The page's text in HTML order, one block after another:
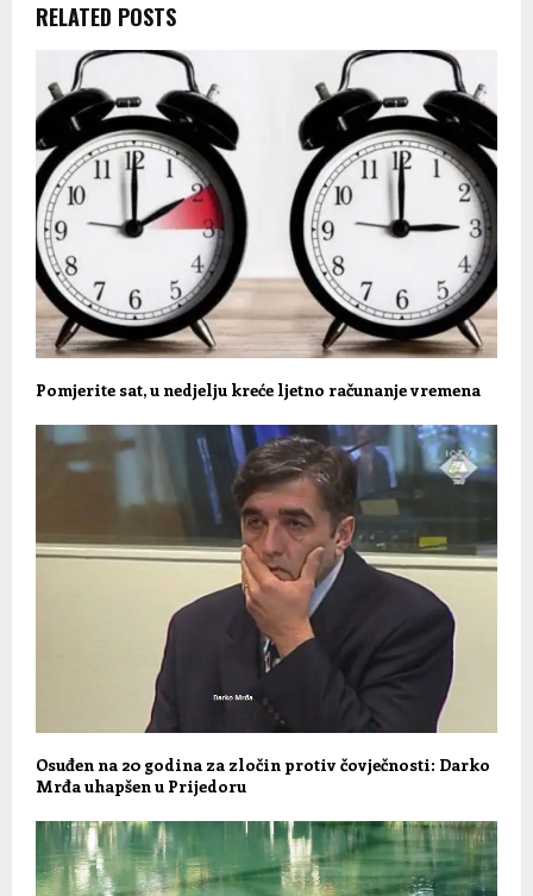
RELATED POSTS
Pomjerite sat, u nedjelju kreće ljetno računanje vremena
Osuđen na 20 godina za zločin protiv čovječnosti: Darko
Mrđa uhapšen u Prijedoru